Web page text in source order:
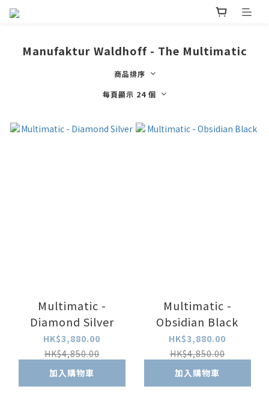
Manufaktur Waldhoff - The Multimatic
商品排序
每頁顯示 24 個
Multimatic -
Diamond Silver
HK$3,880.00
HK$4,850.00
加入購物車
Multimatic -
Obsidian Black
HK$3,880.00
HK$4,850.00
加入購物車